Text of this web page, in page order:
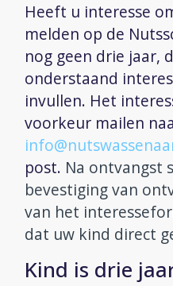
Heeft u interesse
melden op de
nog geen drie jaar,
onderstaand
invullen. Het
voorkeur mailen
post. Na ontvangst
bevestiging van
van het
dat uw kind direct
Kind is drie